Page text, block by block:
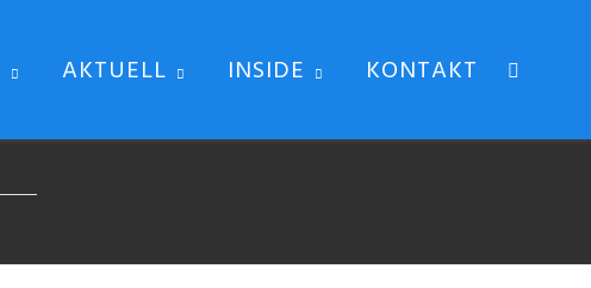
AKTUELL INSIDE KONTAKT